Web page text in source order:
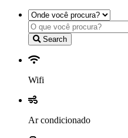
Search
Wifi
Ar condicionado